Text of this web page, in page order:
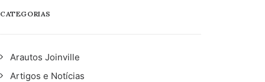
CATEGORIAS
Arautos Joinville
Artigos e Notícias